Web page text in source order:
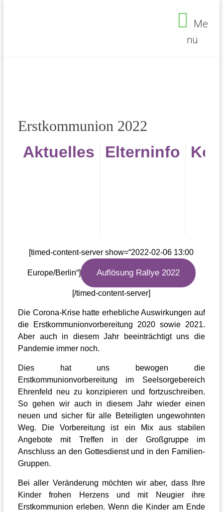
Me
nü
Erstkommunion 2022
Aktuelles Elterninfo
[timed-content-server show=“2022-02-06 13:00
Europe/Berlin“] Auflösung Rallye 2022
[/timed-content-server]
Die Corona-Krise hatte erhebliche Auswirkungen auf
die Erstkommunionvorbereitung 2020 sowie 2021.
Aber auch in diesem Jahr beeinträchtigt uns die
Pandemie immer noch.
Dies hat uns bewogen die
Erstkommunionvorbereitung im Seelsorgebereich
Ehrenfeld neu zu konzipieren und fortzuschreiben.
So gehen wir auch in diesem Jahr wieder einen
neuen und sicher für alle Beteiligten ungewohnten
Weg. Die Vorbereitung ist ein Mix aus stabilen
Angebote mit Treffen in der Großgruppe im
Anschluss an den Gottesdienst und in den Familien-
Gruppen.
Bei aller Veränderung möchten wir aber, dass Ihre
Kinder frohen Herzens und mit Neugier ihre
Erstkommunion erleben. Wenn die Kinder am Ende